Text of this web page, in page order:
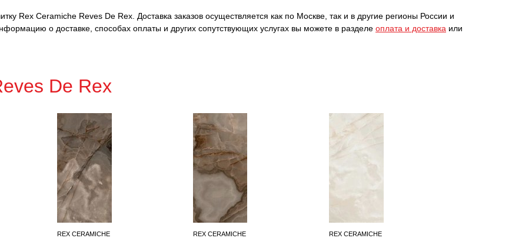
Rex Ceramiche Reves De Rex. Доставка заказов осуществляется как по Москве, так и в другие регионы России и
о доставке, способах оплаты и других сопутствующих услугах вы можете в разделе оплата и доставка или
De Rex
REX CERAMICHE REX CERAMICHE REX CERAMICHE